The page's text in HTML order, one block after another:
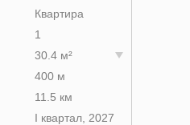
Квартира
1
30.4 м²
400 м
11.5 км
I квартал, 2027